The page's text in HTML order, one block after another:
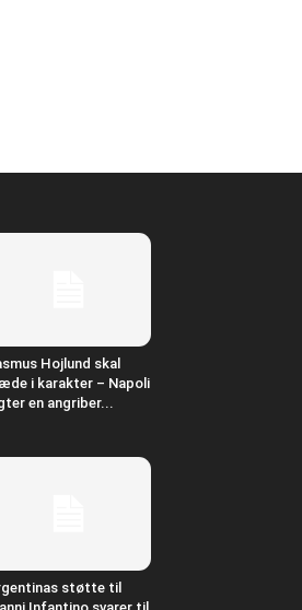
Hojlund skal
i karakter – Napoli
en angriber...
støtte til